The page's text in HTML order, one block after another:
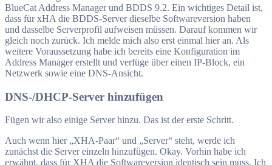
BlueCat Address Manager und BDDS 9.2. Ein wichtiges Detail ist,
dass für xHA die BDDS-Server dieselbe Softwareversion haben
und dasselbe Serverprofil aufweisen müssen. Darauf kommen wir
gleich noch zurück. Ich melde mich also erst einmal hier an. Als
weitere Voraussetzung habe ich bereits eine Konfiguration im
Address Manager erstellt und verfüge über einen IP-Block, ein
Netzwerk sowie eine DNS-Ansicht.
DNS-/DHCP-Server hinzufügen
Fügen wir also einige Server hinzu. Das ist der erste Schritt.
Auch wenn hier „XHA-Paar“ und „Server“ steht, werde ich
zunächst die Server einzeln hinzufügen. Okay. Vorhin habe ich
erwähnt, dass für XHA die Softwareversion identisch sein muss. Ich